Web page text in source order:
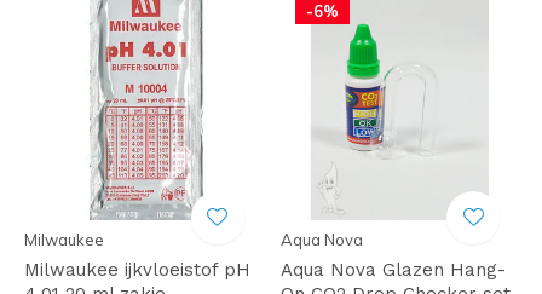
Milwaukee
Milwaukee ijkvloeistof pH
-6%
Aqua Nova
Aqua Nova Glazen Hang-